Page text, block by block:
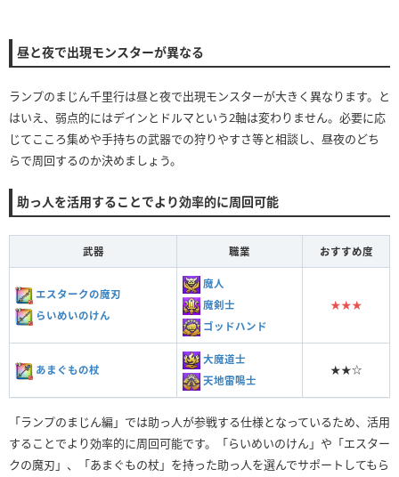
昼と夜で出現モンスターが異なる
ランプのまじん千里行は昼と夜で出現モンスターが大きく異なります。と
はいえ、弱点的にはデインとドルマという2軸は変わりません。必要に応
じてこころ集めや手持ちの武器での狩りやすさ等と相談し、昼夜のどち
らで周回するのか決めましょう。
助っ人を活用することでより効率的に周回可能
武器 職業 おすすめ度
エスタークの魔刃
らいめいのけん
魔人
魔剣士
ゴッドハンド
★★★
あまぐもの杖
大魔道士
天地雷鳴士
★★☆
「ランプのまじん編」では助っ人が参戦する仕様となっているため、活用
することでより効率的に周回可能です。「らいめいのけん」や「エスター
クの魔刃」、「あまぐもの杖」を持った助っ人を選んでサポートしてもら